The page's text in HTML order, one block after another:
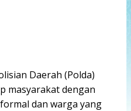
Daerah (Polda)
masyarakat dengan
dan warga yang